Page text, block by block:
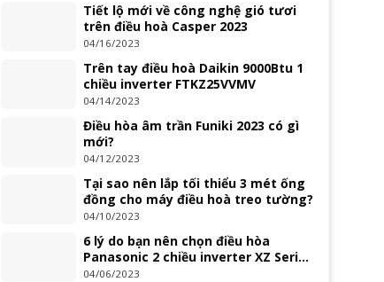
Tiết lộ mới về công nghệ gió tươi
trên điều hoà Casper 2023
04/16/2023
Trên tay điều hoà Daikin 9000Btu 1
chiều inverter FTKZ25VVMV
04/14/2023
Điều hòa âm trần Funiki 2023 có gì
mới?
04/12/2023
Tại sao nên lắp tối thiểu 3 mét ống
đồng cho máy điều hoà treo tường?
04/10/2023
6 lý do bạn nên chọn điều hòa
Panasonic 2 chiều inverter XZ Series
2023
04/06/2023